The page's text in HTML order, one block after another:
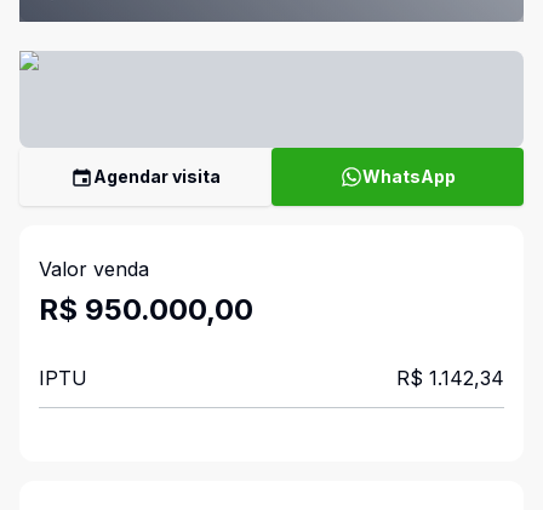
Agendar visita WhatsApp
Valor venda
R$ 950.000,00
IPTU R$ 1.142,34